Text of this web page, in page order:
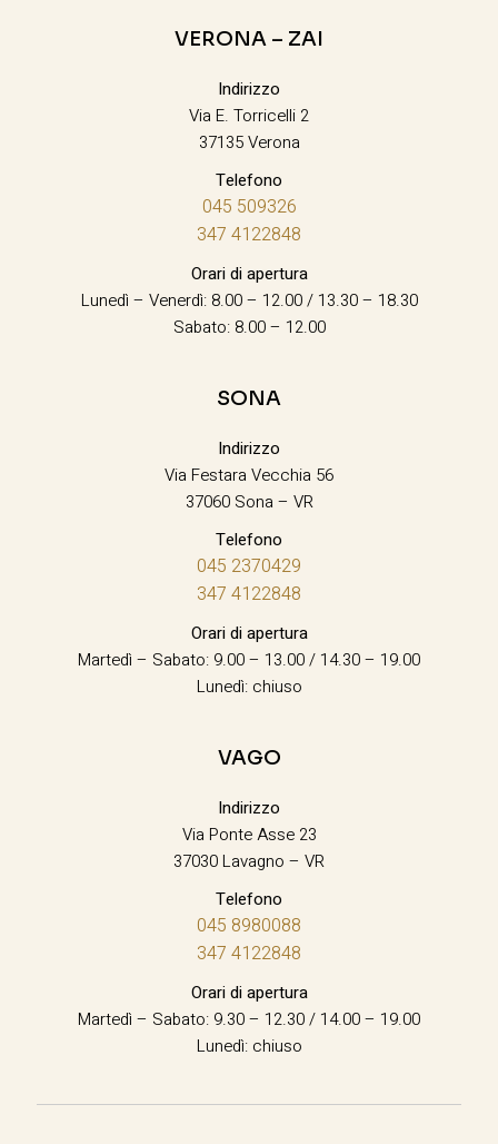
VERONA – ZAI
Indirizzo
Via E. Torricelli 2
37135 Verona
Telefono
045 509326
347 4122848
Orari di apertura
Lunedì – Venerdì: 8.00 – 12.00 / 13.30 – 18.30
Sabato: 8.00 – 12.00
SONA
Indirizzo
Via Festara Vecchia 56
37060 Sona – VR
Telefono
045 2370429
347 4122848
Orari di apertura
Martedì – Sabato: 9.00 – 13.00 / 14.30 – 19.00
Lunedì: chiuso
VAGO
Indirizzo
Via Ponte Asse 23
37030 Lavagno – VR
Telefono
045 8980088
347 4122848
Orari di apertura
Martedì – Sabato: 9.30 – 12.30 / 14.00 – 19.00
Lunedì: chiuso